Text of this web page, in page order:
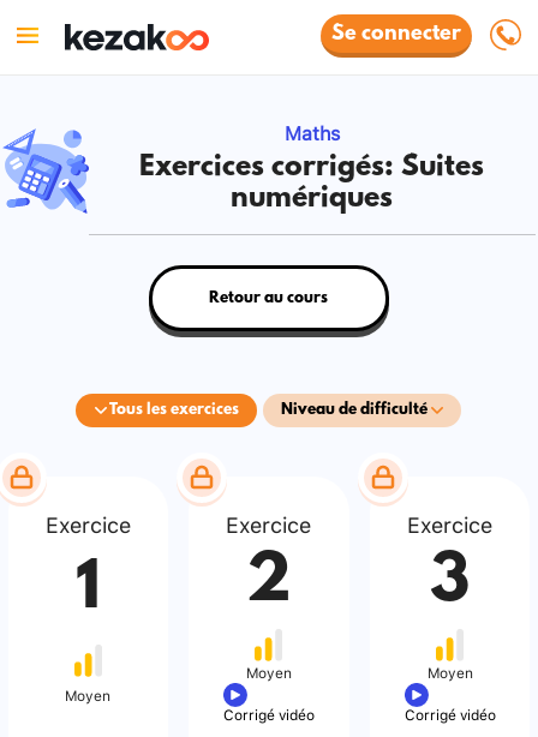
Se connecter
Maths
Exercices corrigés: Suites
numériques
Tous les exercices Niveau de difficulté
Retour au cours
Exercice
1
Moyen
Exercice
2
Moyen
Corrigé vidéo
Exercice
3
Moyen
Corrigé vidéo